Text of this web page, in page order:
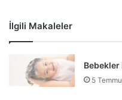
İlgili Makaleler
Bebekler
5